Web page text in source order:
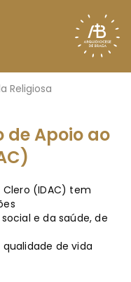
Religiosa
de Apoio ao
(IDAC) tem
e da saúde, de
de vida